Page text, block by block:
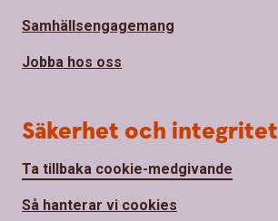
Samhällsengagemang
Jobba hos oss
Säkerhet och integritet
Ta tillbaka cookie-medgivande
Så hanterar vi cookies